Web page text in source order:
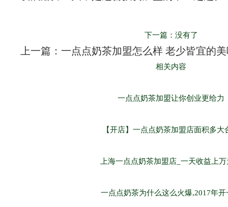
下一篇：没有了
上一篇：一点点奶茶加盟怎么样 老少皆宜的
相关内容
一点点奶茶加盟让你创业更给力
【开店】一点点奶茶加盟店面积多大
上海一点点奶茶加盟店_一天收益上
一点点奶茶为什么这么火爆,2017年开